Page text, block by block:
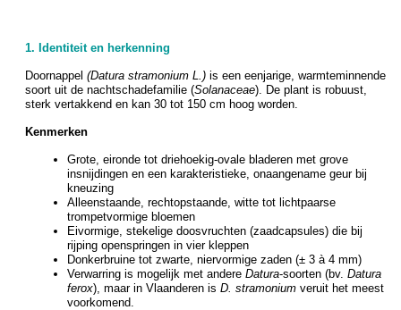
1. Identiteit en herkenning
Doornappel (Datura stramonium L.) is een eenjarige, warmteminnende
soort uit de nachtschadefamilie (Solanaceae). De plant is robuust,
sterk vertakkend en kan 30 tot 150 cm hoog worden.
Kenmerken
Grote, eironde tot driehoekig-ovale bladeren met grove
insnijdingen en een karakteristieke, onaangename geur bij
kneuzing
Alleenstaande, rechtopstaande, witte tot lichtpaarse
trompetvormige bloemen
Eivormige, stekelige doosvruchten (zaadcapsules) die bij
rijping openspringen in vier kleppen
Donkerbruine tot zwarte, niervormige zaden (± 3 à 4 mm)
Verwarring is mogelijk met andere Datura-soorten (bv. Datura
ferox), maar in Vlaanderen is D. stramonium veruit het meest
voorkomend.